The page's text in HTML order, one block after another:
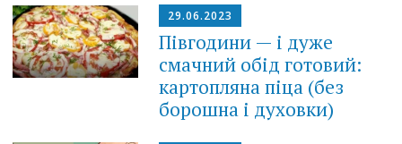
29.06.2023
Півгодини — і дуже
смачний обід готовий:
картопляна піца (без
борошна і духовки)